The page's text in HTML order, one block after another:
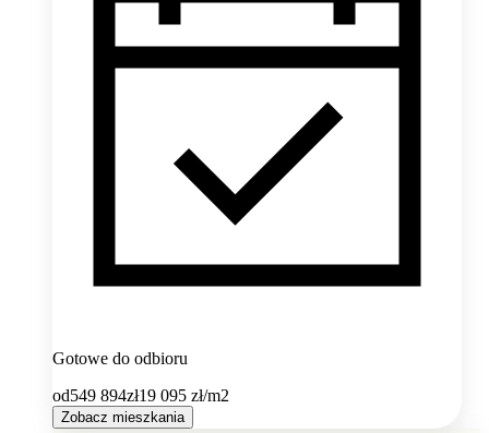
Gotowe do odbioru
od549 894zł19 095 zł/m2
Zobacz mieszkania